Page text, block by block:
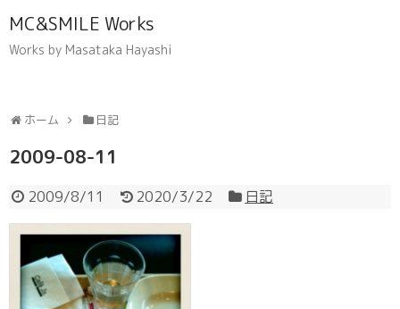
MC&SMILE Works
Works by Masataka Hayashi
ホーム 日記
2009-08-11
2009/8/11 2020/3/22 日記